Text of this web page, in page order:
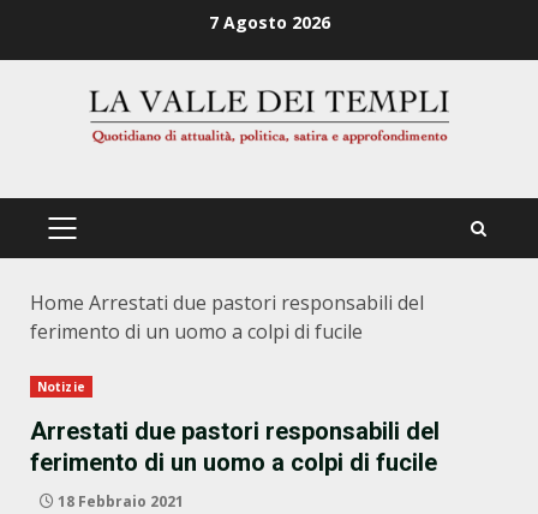
7 Agosto 2026
PRIMÄRES
Home Arrestati due pastori responsabili del
ferimento di un uomo a colpi di fucile
Notizie
Arrestati due pastori responsabili del
ferimento di un uomo a colpi di fucile
18 Febbraio 2021